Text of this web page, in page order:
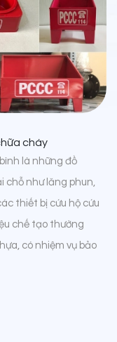
cháy
là những đồ
chỗ như lăng phun,
thiết bị cứu hộ cứu
chế tạo thường
có nhiệm vụ bảo
khả năng làm việc